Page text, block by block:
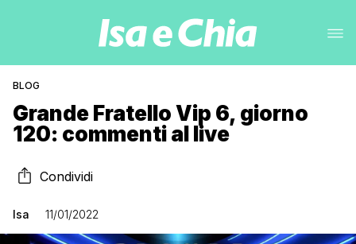
BLOG
Grande Fratello Vip 6, giorno
120: commenti al live
Condividi
Isa 11/01/2022